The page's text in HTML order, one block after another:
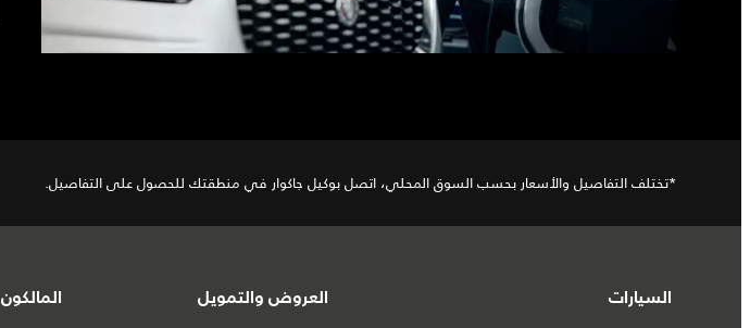
*تختلف التفاصيل والأسعار بحسب السوق المحلي، اتصل بوكيل جاكوار في منطقتك للحصول على التفاصيل.
السيارات العروض والتمويل المالكون